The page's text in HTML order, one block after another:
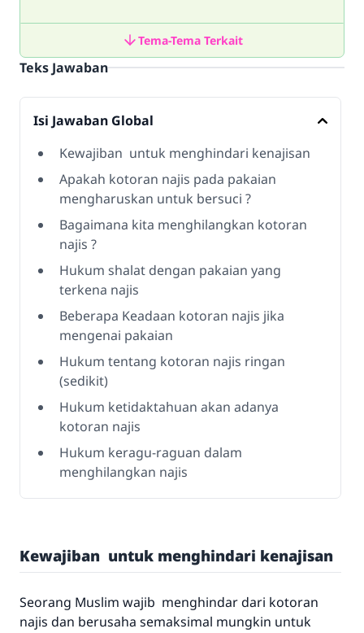
Tema-Tema Terkait
Teks Jawaban
Isi Jawaban Global
Kewajiban untuk menghindari kenajisan
Apakah kotoran najis pada pakaian
mengharuskan untuk bersuci ?
Bagaimana kita menghilangkan kotoran
najis ?
Hukum shalat dengan pakaian yang
terkena najis
Beberapa Keadaan kotoran najis jika
mengenai pakaian
Hukum tentang kotoran najis ringan
(sedikit)
Hukum ketidaktahuan akan adanya
kotoran najis
Hukum keragu-raguan dalam
menghilangkan najis
Kewajiban untuk menghindari kenajisan
Seorang Muslim wajib menghindar dari kotoran
najis dan berusaha semaksimal mungkin untuk